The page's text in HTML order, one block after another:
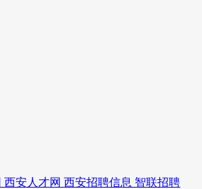
安人才网 西安招聘信息 智联招聘